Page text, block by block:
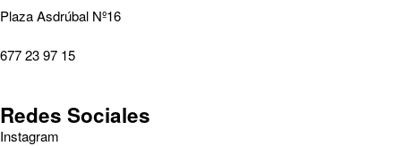
Plaza Asdrúbal Nº16
677 23 97 15
Redes Sociales
Instagram